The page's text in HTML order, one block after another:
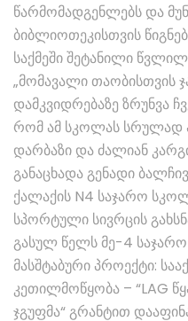
წარმომადგენლებს და
ბიბლიოთეკისთვის
საქმეში შეტანილი
„მომავალი თაობისთვის
დამკვიდრებაზე ზრუნვა
რომ ამ სკოლას
დარბაზი და ძალიან
განაცხადა გენადი
ქალაქის N4 საჯარო
სპორტული სივრცის
გასულ წელს მე-4
მასშტაბური პროექტი:
კეთილმოწყობა – “LAG
ჯგუფმა“ გრანტით